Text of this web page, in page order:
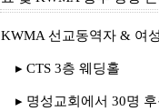
KWMA 선교동역자 & 여
▸ CTS 3층 웨딩홀
▸ 명성교회에서 30명 후